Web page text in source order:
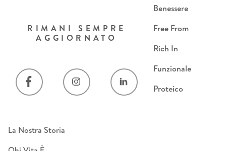
Benessere
Free From
Rich In
Funzionale
Proteico
La Nostra Storia
RIMANI SEMPRE
AGGIORNATO